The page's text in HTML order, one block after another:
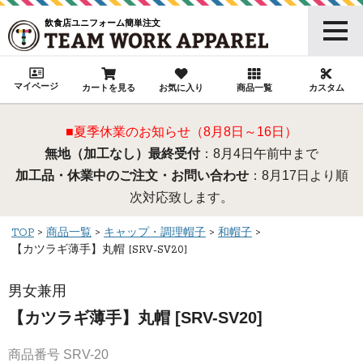
飲食店ユニフォーム簡単注文
マイページ カートを見る お気に入り 商品一覧 カスタム
■夏季休業のお知らせ（8月8日～16日）
無地（加工なし）最終受付：8月4日午前中まで
加工品・休業中のご注文・お問い合わせ：8月17日より順
次対応致します。
TOP 商品一覧 キャップ・調理帽子
和帽子
【カツラギ薄手】丸帽 [SRV-SV20]
男女兼用
【カツラギ薄手】丸帽 [SRV-SV20]
商品番号 SRV-20